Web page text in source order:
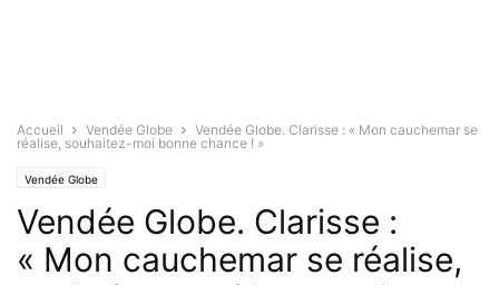
Accueil Vendée Globe
Vendée Globe. Clarisse : « Mon cauchemar se
réalise, souhaitez-moi bonne chance ! »
Vendée Globe
Vendée Globe. Clarisse :
« Mon cauchemar se réalise,